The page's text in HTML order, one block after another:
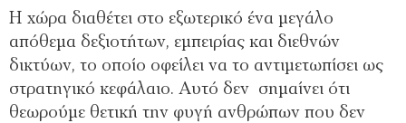
Η χώρα διαθέτει στο εξωτερικό ένα μεγάλο
απόθεμα δεξιοτήτων, εμπειρίας και διεθνών
δικτύων, το οποίο οφείλει να το αντιμετωπίσει ως
στρατηγικό κεφάλαιο. Αυτό δεν σημαίνει ότι
θεωρούμε θετική την φυγή ανθρώπων που δεν